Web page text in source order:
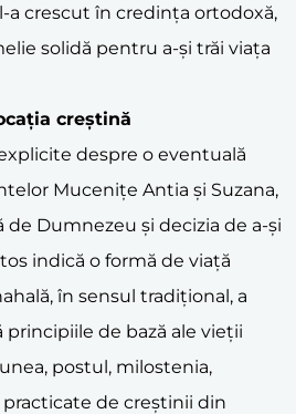
crescut în credința ortodoxă,
solidă pentru a-și trăi viața
creștină
despre o eventuală
Mucenițe Antia și Suzana,
de Dumnezeu și decizia de a-și
indică o formă de viață
în sensul tradițional, a
principiile de bază ale vieții
postul, milostenia,
practicate de creștinii din